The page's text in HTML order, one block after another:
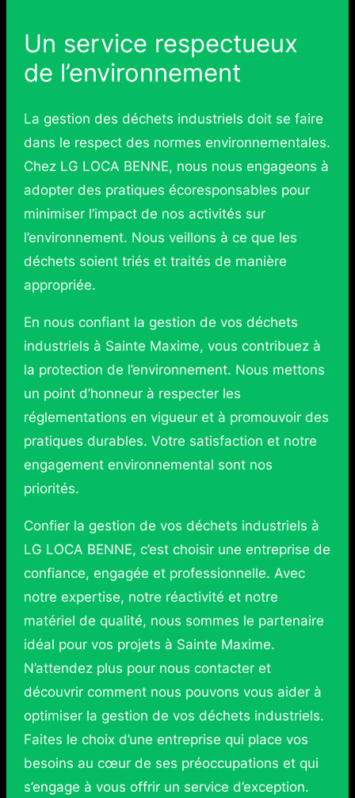
Un service respectueux
de l’environnement
La gestion des déchets industriels doit se faire
dans le respect des normes environnementales.
Chez LG LOCA BENNE, nous nous engageons à
adopter des pratiques écoresponsables pour
minimiser l’impact de nos activités sur
l’environnement. Nous veillons à ce que les
déchets soient triés et traités de manière
appropriée.
En nous confiant la gestion de vos déchets
industriels à Sainte Maxime, vous contribuez à
la protection de l’environnement. Nous mettons
un point d’honneur à respecter les
réglementations en vigueur et à promouvoir des
pratiques durables. Votre satisfaction et notre
engagement environnemental sont nos
priorités.
Confier la gestion de vos déchets industriels à
LG LOCA BENNE, c’est choisir une entreprise de
confiance, engagée et professionnelle. Avec
notre expertise, notre réactivité et notre
matériel de qualité, nous sommes le partenaire
idéal pour vos projets à Sainte Maxime.
N’attendez plus pour nous contacter et
découvrir comment nous pouvons vous aider à
optimiser la gestion de vos déchets industriels.
Faites le choix d’une entreprise qui place vos
besoins au cœur de ses préoccupations et qui
s’engage à vous offrir un service d’exception.